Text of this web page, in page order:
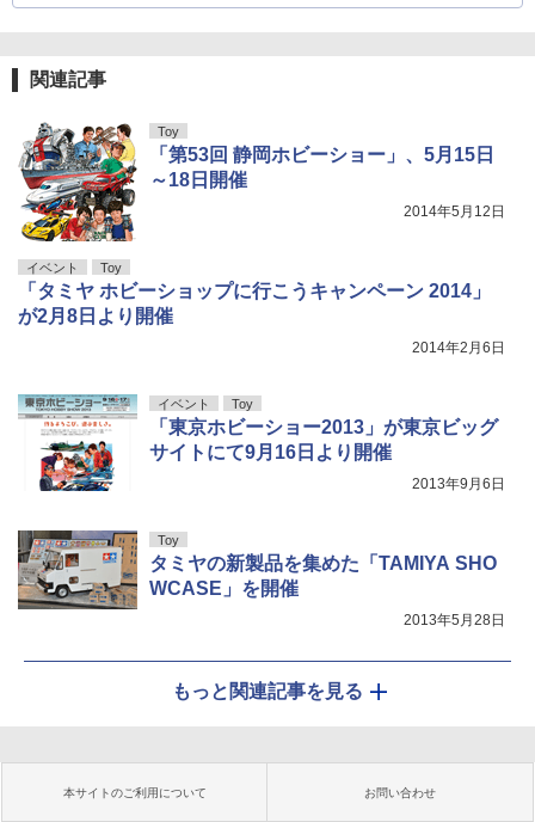
関連記事
Toy
「第53回 静岡ホビーショー」、5月15日
～18日開催
2014年5月12日
イベント Toy
「タミヤ ホビーショップに行こうキャンペーン 2014」
が2月8日より開催
2014年2月6日
イベント Toy
「東京ホビーショー2013」が東京ビッグ
サイトにて9月16日より開催
2013年9月6日
Toy
タミヤの新製品を集めた「TAMIYA SHO
WCASE」を開催
2013年5月28日
もっと関連記事を見る
本サイトのご利用について お問い合わせ